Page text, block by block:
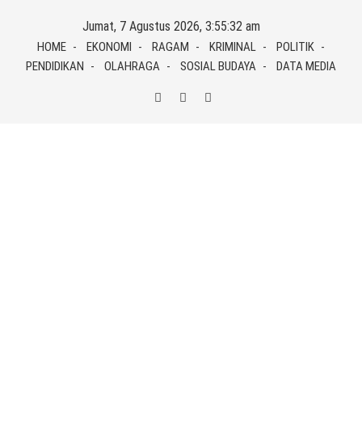
content
Jumat, 7 Agustus 2026, 3:55:32 am
HOME EKONOMI RAGAM KRIMINAL
POLITIK
PENDIDIKAN
OLAHRAGA SOSIAL BUDAYA DATA MEDIA